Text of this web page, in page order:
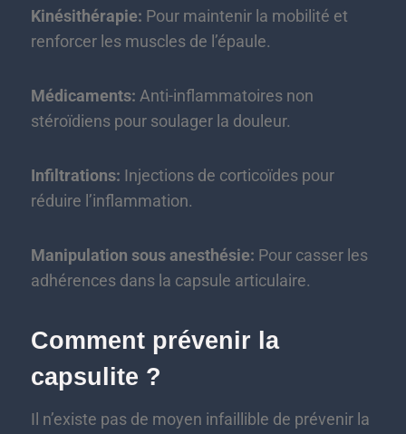
Kinésithérapie: Pour maintenir la mobilité et
renforcer les muscles de l’épaule.
Médicaments: Anti-inflammatoires non
stéroïdiens pour soulager la douleur.
Infiltrations: Injections de corticoïdes pour
réduire l’inflammation.
Manipulation sous anesthésie: Pour casser les
adhérences dans la capsule articulaire.
Comment prévenir la
capsulite ?
Il n’existe pas de moyen infaillible de prévenir la